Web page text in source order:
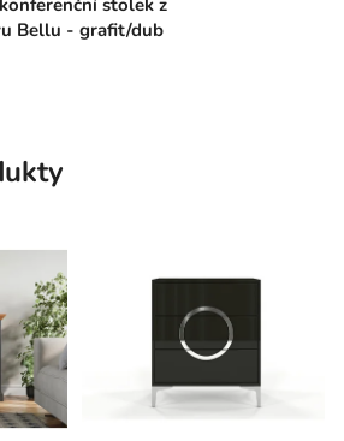
Bellu - grafit/dub